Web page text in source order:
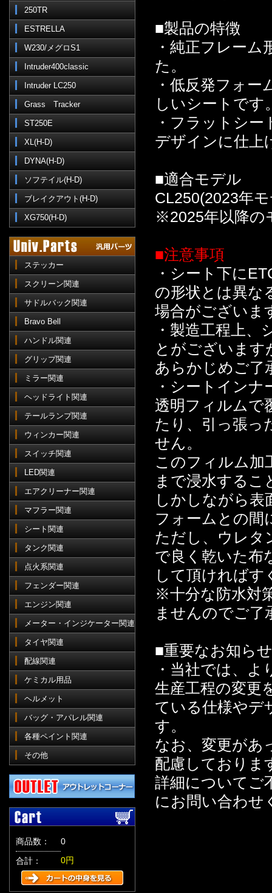
250TR
ESTRELLA
W230/メグロS1
Intruder400classic
Intruder LC250
Grass Tracker
ST250E
XL(H-D)
DYNA(H-D)
ソフテイル(H-D)
ブレイクアウト(H-D)
XG750(H-D)
ステッカー
スクリーン関連
サドルバック関連
Bravo Bell
ハンドル関連
グリップ関連
ミラー関連
ヘッドライト関連
テールランプ関連
ウィンカー関連
スイッチ関連
LED関連
エアクリーナー関連
マフラー関連
シート関連
タンク関連
点火系関連
フェンダー関連
エンジン関連
メーター・インジケーター関連
タイヤ関連
配線関連
ケミカル用品
ヘルメット
バッグ・アパレル関連
各種ペイント関連
その他
商品数：
0
合計：
0円
■製品の特徴
・純正フレー
た。
・低反発フォ
しいシートです
・フラットシ
デザインに仕上
■適合モデル
CL250(2023年
※2025年以降の
■注意事項
・シート下に
の形状とは異な
場合がございま
・製造工程上
とがございます
あらかじめご了
・シートイン
透明フィルムで
たり、引っ張っ
せん。
このフィルム加
まで浸水するこ
しかしながら表
フォームとの間
ただし、ウレタ
で良く乾いた布
して頂ければす
※十分な防水対
ませんのでご了
■重要なお知らせ
・当社では、
生産工程の変更
ている仕様やデ
す。
なお、変更があ
配慮しておりま
詳細についてご
にお問い合わせ